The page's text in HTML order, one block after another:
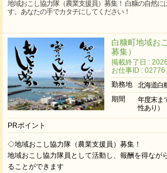
地域おこし協力隊（農業支援員）募集！ 白糠の自然に
す。あなたの手でカタチにしてください！
白糠町地域お
募集）
掲載終了日 :
お仕事ID : 02776
勤務地
北海道白
期間
年度末ま
性あり）
PRポイント
◇地域おこし協力隊（農業支援員）募集！
地域おこし協力隊員として活動し、報酬を得なが
ることができます